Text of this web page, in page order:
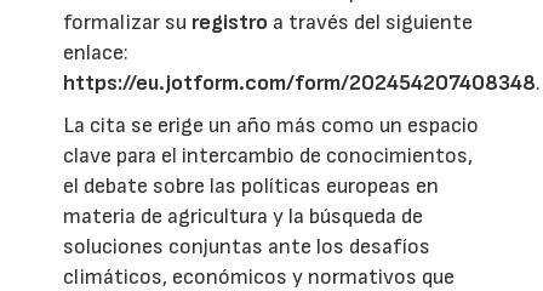
formalizar su registro a través del siguiente
enlace:
https://eu.jotform.com/form/202454207408348.
La cita se erige un año más como un espacio
clave para el intercambio de conocimientos,
el debate sobre las políticas europeas en
materia de agricultura y la búsqueda de
soluciones conjuntas ante los desafíos
climáticos, económicos y normativos que